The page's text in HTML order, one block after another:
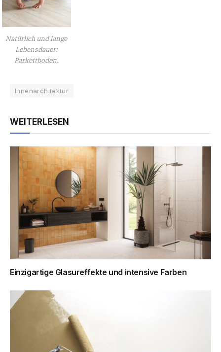
Natürlich und lange
Lebensdauer:
Parkettboden.
Innenarchitektur
WEITERLESEN
Einzigartige Glasureffekte und intensive Farben